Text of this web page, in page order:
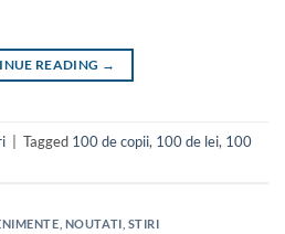
READING →
| Tagged 100 de copii, 100 de lei, 100
NOUTATI STIRI